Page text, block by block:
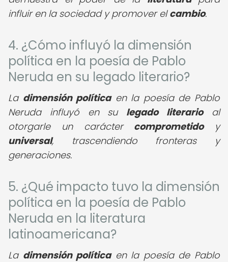
influir en la sociedad y promover elcambio.
4. ¿Cómo influyó la dimensión
política en la poesía de Pablo
Neruda en su legado literario?
La dimensión políticaen la poesía de Pablo
Neruda influyó en su legado literarioal
otorgarle un carácter comprometidoy
universal, trascendiendo fronteras y
generaciones.
5. ¿Qué impacto tuvo la dimensión
política en la poesía de Pablo
Neruda en la literatura
latinoamericana?
La dimensión políticaen la poesía de Pablo